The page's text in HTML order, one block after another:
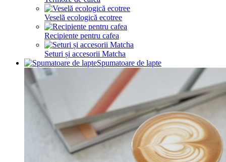
Veselă ecologică ecotree
Recipiente pentru cafea
Seturi și accesorii Matcha
Spumatoare de lapte